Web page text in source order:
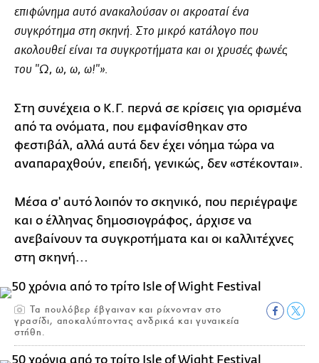
επιφώνημα αυτό ανακαλούσαν οι ακροαταί ένα
συγκρότημα στη σκηνή. Στο μικρό κατάλογο που
ακολουθεί είναι τα συγκροτήματα και οι χρυσές φωνές
του "Ω, ω, ω, ω!"».
Στη συνέχεια ο Κ.Γ. περνά σε κρίσεις για ορισμένα
από τα ονόματα, που εμφανίσθηκαν στο
φεστιβάλ, αλλά αυτά δεν έχει νόημα τώρα να
αναπαραχθούν, επειδή, γενικώς, δεν «στέκονται».
Μέσα σ' αυτό λοιπόν το σκηνικό, που περιέγραψε
και ο έλληνας δημοσιογράφος, άρχισε να
ανεβαίνουν τα συγκροτήματα και οι καλλιτέχνες
στη σκηνή...
Τα πουλόβερ έβγαιναν και ρίχνονταν στο
γρασίδι, αποκαλύπτοντας ανδρικά και γυναικεία
στήθη.